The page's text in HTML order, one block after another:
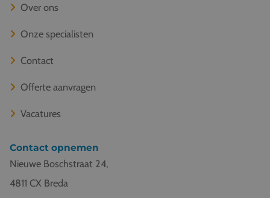
Over ons
Onze specialisten
Contact
Offerte aanvragen
Vacatures
Contact opnemen
Nieuwe Boschstraat 24,
4811 CX Breda